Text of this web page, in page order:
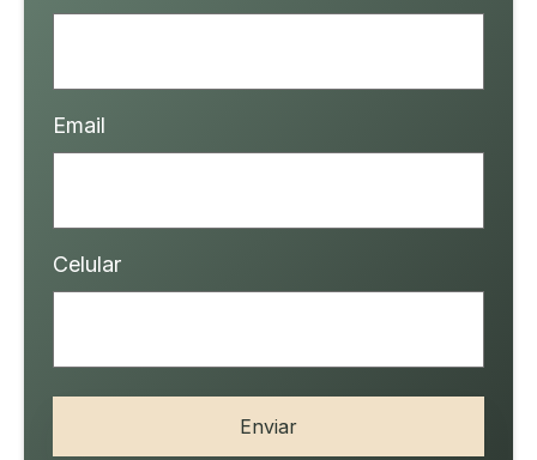
Email
Celular